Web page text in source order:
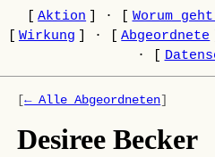
Aktion · Worum
Wirkung · Abgeordnete
·
[← Alle Abgeordneten]
Desiree Becker